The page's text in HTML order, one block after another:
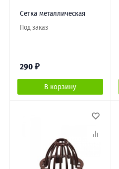
Сетка металлическая
Под заказ
290 ₽
В корзину